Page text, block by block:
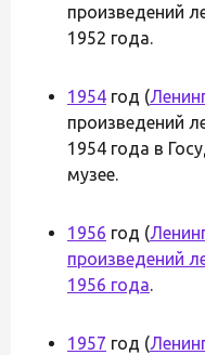
произведений
1952 года.
1954 год (
произведений
1954 года в
музее.
1956 год (
произведений
1956 года.
1957 год (